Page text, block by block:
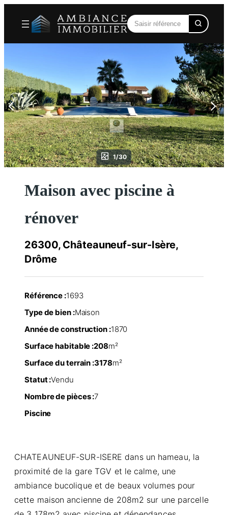
contenu
1/30
Maison avec piscine à
rénover
26300, Châteauneuf-sur-Isère,
Drôme
Référence :1693
Type de bien :Maison
Année de construction :1870
Surface habitable :208m²
Surface du terrain :3178m²
Statut :Vendu
Nombre de pièces :7
Piscine
CHATEAUNEUF-SUR-ISERE dans un hameau, la
proximité de la gare TGV et le calme, une
ambiance bucolique et de beaux volumes pour
cette maison ancienne de 208m2 sur une parcelle